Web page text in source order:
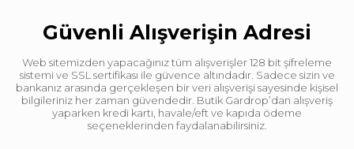
Güvenli Alışverişin Adresi
Web sitemizden yapacağınız tüm alışverişler 128 bit şifreleme
sistemi ve SSL sertifikası ile güvence altındadır. Sadece sizin ve
bankanız arasında gerçekleşen bir veri alışverişi sayesinde kişisel
bilgileriniz her zaman güvendedir. Butik Gardrop’dan alışveriş
yaparken kredi kartı, havale/eft ve kapıda ödeme
seçeneklerinden faydalanabilirsiniz.